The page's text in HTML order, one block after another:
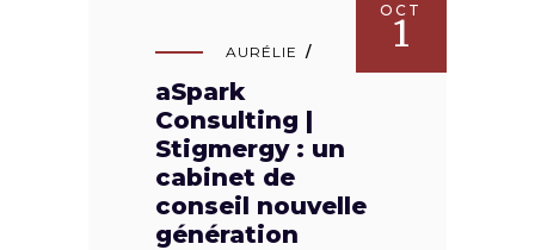
OCT
1
AURÉLIE
aSpark
Consulting |
Stigmergy : un
cabinet de
conseil nouvelle
génération